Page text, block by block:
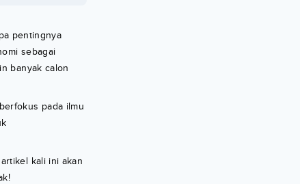
pentingnya
sebagai
banyak calon
pada ilmu
kali ini akan